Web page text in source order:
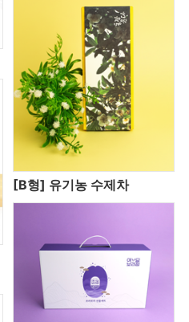
[B형] 유기농 수제차